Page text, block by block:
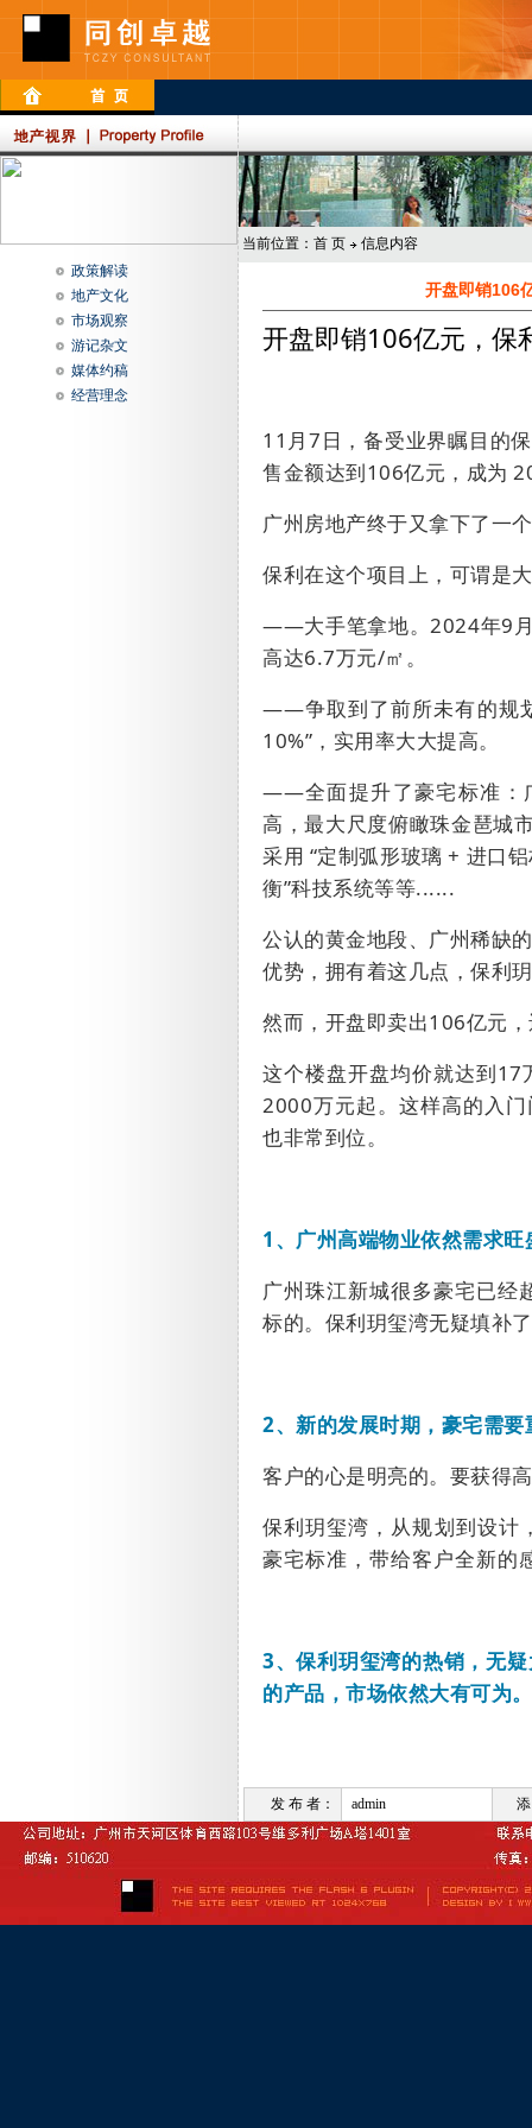
政策解读
地产文化
市场观察
游记杂文
媒体约稿
经营理念
当前位置： 首 页 信息内容
开盘即销106
开盘即销106亿元，保
11 月7日，备受业界瞩目的
售金额达到106亿元，成为
广州房地产终于又拿下了一
保利在这个项目上，可谓是
——大手笔拿地。2024年9
高达6.7万元/㎡。
——争取到了前所未有的规
10%” ，实用率大大提高。
——全面提升了豪宅标准：
高，最大尺度俯瞰珠金琶城
采用 “定制弧形玻璃 + 进口
衡”科技系统等等......
公认的黄金地段、广州稀缺
优势，拥有着这几点，保利
然而，开盘即卖出106亿元
这个楼盘开盘均价就达到17
2000万元起。这样高的入
也非常到位。
1、 广州高端物业依然需求
广州珠江新城很多豪宅已经
标的。保利玥玺湾无疑填补
2、新的发展时期，豪宅需
客户的心是明亮的。要获得
保利玥玺湾，从规划到设计
豪宅标准，带给客户全新的
3、保利玥玺湾的热销，无
的产品，市场依然大有可为。
发 布 者： admin